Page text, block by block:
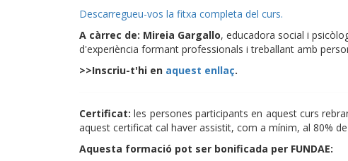
Descarregueu-vos la fitxa completa del curs.
A càrrec de: Mireia Gargallo, educadora social i
d'experiència formant professionals i treballant amb
>>Inscriu-t'hi en aquest enllaç.
Certificat:les persones participants en aquest curs
aquest certificat cal haver assistit, com a mínim, al 80%
Aquesta formació pot ser bonificada per FUNDAE: